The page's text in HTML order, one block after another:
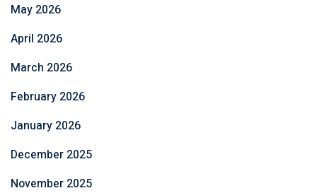
May 2026
April 2026
March 2026
February 2026
January 2026
December 2025
November 2025